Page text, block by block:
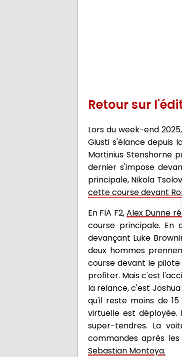
Retour sur
Lors du week-end
Giusti s'élance depuis
Martinius Stenshorne
dernier s'impose
principale, Nikola
cette course devant
En FIA F2,Alex Dunne
course principale. En
devançant Luke
deux hommes
course devant le
profiter. Mais c'est
la relance, c'est
qu'il reste moins de
virtuelle est
super-tendres. La
commandes après
Sebastian Montoya.